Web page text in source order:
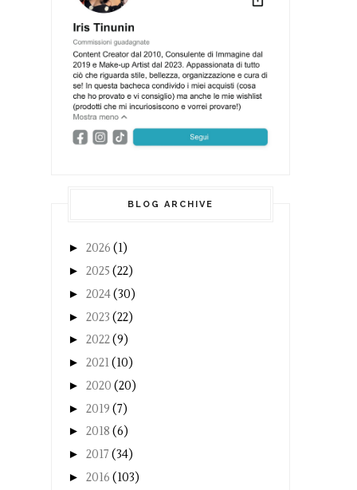
BLOG ARCHIVE
► 2026 (1)
► 2025 (22)
► 2024(30)
► 2023 (22)
► 2022(9)
► 2021(10)
► 2020 (20)
► 2019 (7)
► 2018 (6)
► 2017 (34)
► 2016 (103)